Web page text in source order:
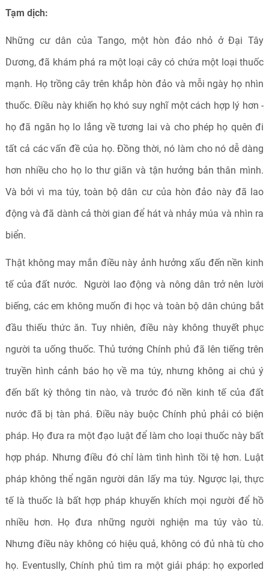
Tạm dịch:
Những cư dân của Tango, một hòn đảo nhỏ ở Đại Tây
Dương, đã khám phá ra một loại cây có chứa một loại thuốc
mạnh. Họ trồng cây trên khắp hòn đảo và mỗi ngày họ nhìn
thuốc. Điều này khiến họ khó suy nghĩ một cách hợp lý hơn -
họ đã ngăn họ lo lắng về tương lai và cho phép họ quên đi
tất cả các vấn đề của họ. Đồng thời, nó làm cho nó dễ dàng
hơn nhiều cho họ lo thư giãn và tận hưởng bản thân mình.
Và bởi vì ma túy, toàn bộ dân cư của hòn đảo này đã lao
động và đã dành cả thời gian để hát và nhảy múa và nhìn ra
biển.
Thật không may mắn điều này ảnh hưởng xấu đến nền kinh
tế của đất nước. Người lao động và nông dân trở nên lười
biếng, các em không muốn đi học và toàn bộ dân chúng bắt
đầu thiếu thức ăn. Tuy nhiên, điều này không thuyết phục
người ta uống thuốc. Thủ tướng Chính phủ đã lên tiếng trên
truyền hình cảnh báo họ về ma túy, nhưng không ai chú ý
đến bất kỳ thông tin nào, và trước đó nền kinh tế của đất
nước đã bị tàn phá. Điều này buộc Chính phủ phải có biện
pháp. Họ đưa ra một đạo luật để làm cho loại thuốc này bất
hợp pháp. Nhưng điều đó chỉ làm tình hình tồi tệ hơn. Luật
pháp không thể ngăn người dân lấy ma túy. Ngược lại, thực
tế là thuốc là bất hợp pháp khuyến khích mọi người để hồ
nhiều hơn. Họ đưa những người nghiện ma túy vào tù.
Nhưng điều này không có hiệu quả, không có đủ nhà tù cho
họ. Eventuslly, Chính phủ tìm ra một giải pháp: họ exporled